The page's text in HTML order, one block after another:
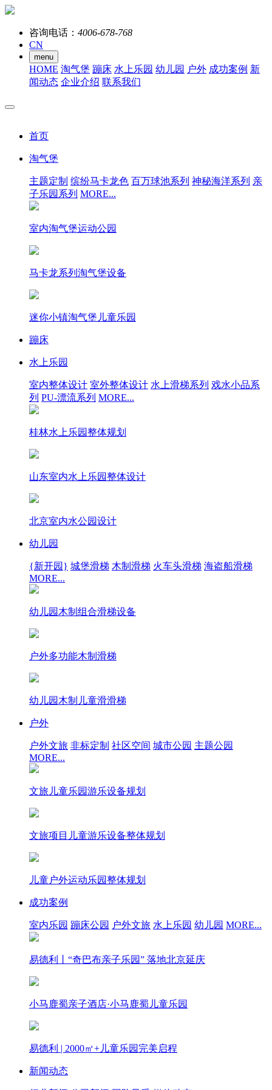
咨询电话： 4006-678-768
CN
menu
HOME 淘气堡 蹦床 水上乐园 幼儿园 户外 成功案例 新
闻动态 企业介绍 联系我们
首页
淘气堡
主题定制 缤纷马卡龙色 百万球池系列 神秘海洋系列 亲
子乐园系列 MORE...
室内淘气堡运动公园
马卡龙系列淘气堡设备
迷你小镇淘气堡儿童乐园
蹦床
水上乐园
室内整体设计 室外整体设计 水上滑梯系列 戏水小品系
列 PU-漂流系列 MORE...
桂林水上乐园整体规划
山东室内水上乐园整体设计
北京室内水公园设计
幼儿园
{新开园} 城堡滑梯 木制滑梯 火车头滑梯 海盗船滑梯
MORE...
幼儿园木制组合滑梯设备
户外多功能木制滑梯
幼儿园木制儿童滑滑梯
户外
户外文旅 非标定制 社区空间 城市公园 主题公园
MORE...
文旅儿童乐园游乐设备规划
文旅项目儿童游乐设备整体规划
儿童户外运动乐园整体规划
成功案例
室内乐园 蹦床公园 户外文旅 水上乐园 幼儿园 MORE...
易德利丨“奇巴布亲子乐园” 落地北京延庆
小马鹿蜀亲子酒店·小马鹿蜀儿童乐园
易德利 | 2000㎡+儿童乐园完美启程
新闻动态